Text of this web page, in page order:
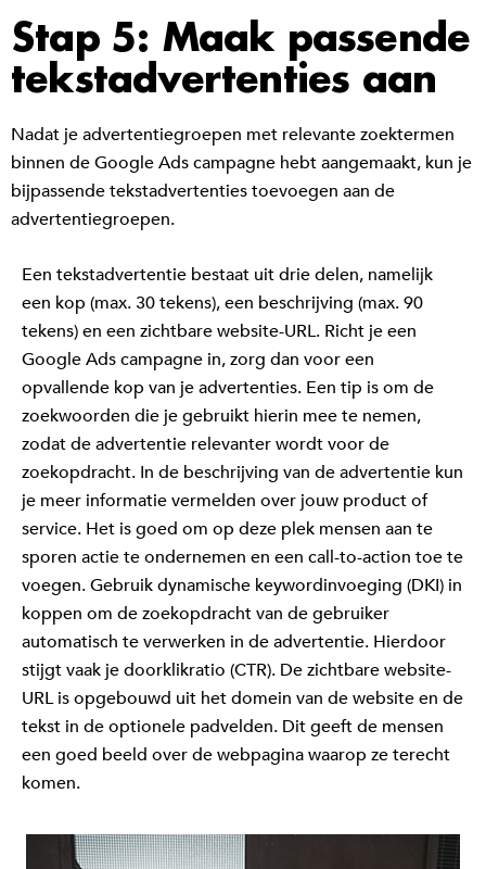
Stap 5: Maak passende
tekstadvertenties aan
Nadat je advertentiegroepen met relevante zoektermen
binnen de Google Ads campagne hebt aangemaakt, kun je
bijpassende tekstadvertenties toevoegen aan de
advertentiegroepen.
Een tekstadvertentie bestaat uit drie delen, namelijk
een kop (max. 30 tekens), een beschrijving (max. 90
tekens) en een zichtbare website-URL. Richt je een
Google Ads campagne in, zorg dan voor een
opvallende kop van je advertenties. Een tip is om de
zoekwoorden die je gebruikt hierin mee te nemen,
zodat de advertentie relevanter wordt voor de
zoekopdracht. In de beschrijving van de advertentie kun
je meer informatie vermelden over jouw product of
service. Het is goed om op deze plek mensen aan te
sporen actie te ondernemen en een call-to-action toe te
voegen.Gebruik dynamische keywordinvoeging (DKI) in
koppen om de zoekopdracht van de gebruiker
automatisch te verwerken in de advertentie. Hierdoor
stijgt vaak je doorklikratio (CTR). De zichtbare website-
URL is opgebouwd uit het domein van de website en de
tekst in de optionele padvelden. Dit geeft de mensen
een goed beeld over de webpagina waarop ze terecht
komen.